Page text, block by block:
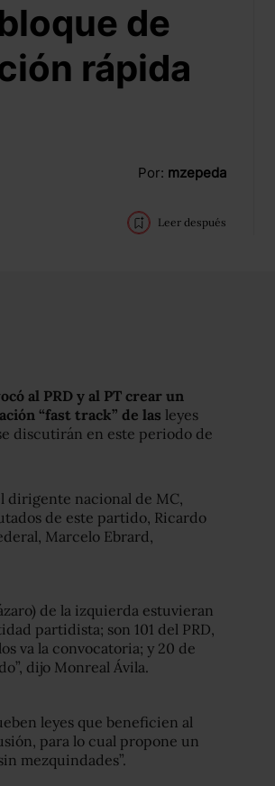
de
rápida
Por: mzepeda
Leer después
al PRD y al PT crear un
“fast track” de las leyes
discutirán en este periodo de
dirigente nacional de MC,
de este partido, Ricardo
Marcelo Ebrard,
de la izquierda estuvieran
partidista; son 101 del PRD,
va la convocatoria; y 20 de
dijo Monreal Ávila.
leyes que beneficien al
para lo cual propone un
mezquindades”.